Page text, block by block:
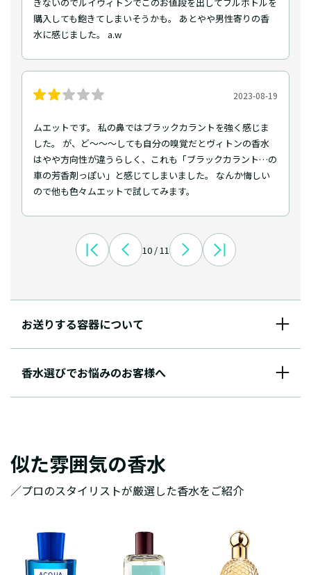
購入しても飽きてしまいそうかも。 あとやや男性寄りの香
水に感じました。 a.w
2023-08-19
ムエットです。 私の鼻ではブラックカラントを強く感じま
した。 が、ど～～～しても自分の嗅覚だとヴィトンの香水
はやや方向性が違うらしく、これも「ブラックカラント…の
車の芳香剤っぽい」と感じてしまいました。 なんか悔しい
ので他も色々ムエットで試してみます。
10 / 11
お送りする容器について
香水選びでお悩みのお客様へ
似た雰囲気の香水
／プロのスタイリストが厳選した香水をご紹介